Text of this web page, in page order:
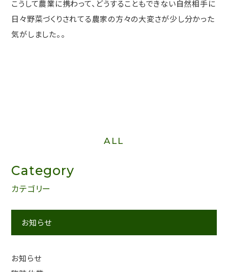
こうして農業に携わって、どうすることもできない自然相手に
日々野菜づくりされてる農家の方々の大変さが少し分かった
気がしました。。
ALL
Category
カテゴリー
お知らせ
お知らせ